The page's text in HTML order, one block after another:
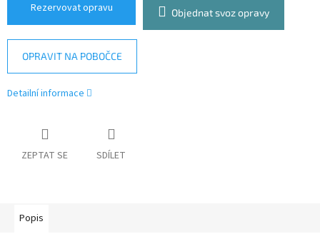
Rezervovat opravu Objednat svoz opravy
OPRAVIT NA POBOČCE
Detailní informace
ZEPTAT SE SDÍLET
Popis